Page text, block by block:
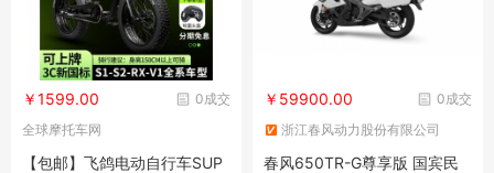
0成交
￥1599.00
全球摩托车网
【包邮】飞鸽电动自行车SUP
0成交
￥59900.00
浙江春风动力股份有限公司
春风650TR-G尊享版 国宾民